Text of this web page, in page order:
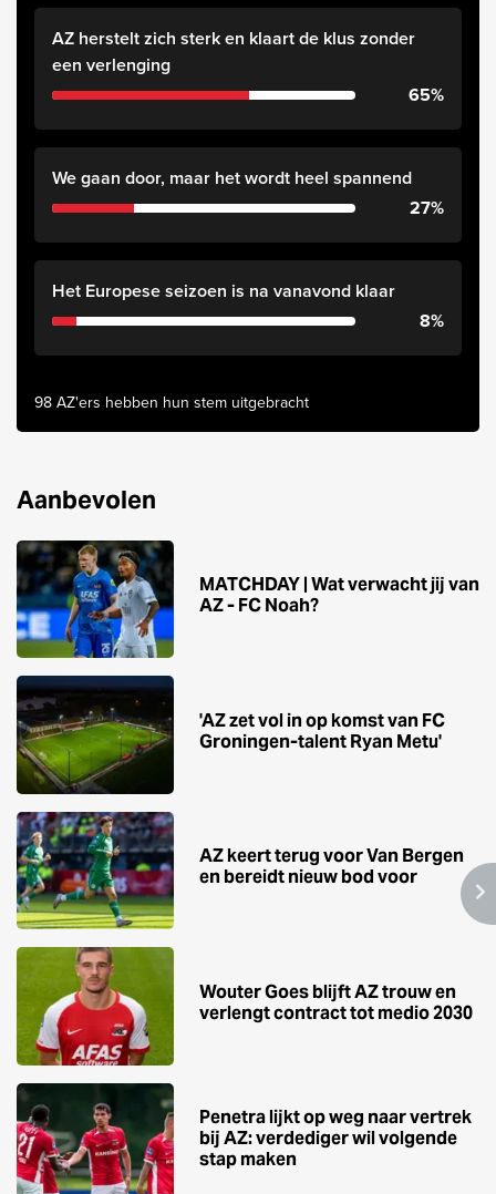
AZ herstelt zich sterk en klaart de klus zonder
een verlenging
65%
We gaan door, maar het wordt heel spannend
27%
Het Europese seizoen is na vanavond klaar
8%
98 AZ'ers hebben hun stem uitgebracht
Aanbevolen
MATCHDAY | Wat verwacht jij van
AZ - FC Noah?
'AZ zet vol in op komst van FC
Groningen-talent Ryan Metu'
AZ keert terug voor Van Bergen
en bereidt nieuw bod voor
Wouter Goes blijft AZ trouw en
verlengt contract tot medio 2030
Penetra lijkt op weg naar vertrek
bij AZ: verdediger wil volgende
stap maken